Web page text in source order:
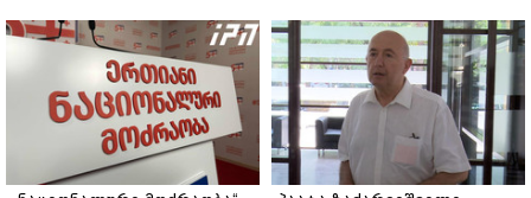
შვილის ახლობელი?
გადაფარავს ამ
დანაშაულს" - ირაკლი
კობახიძე